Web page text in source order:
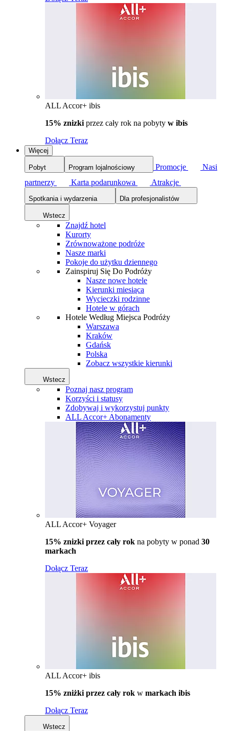
ALL Accor+ ibis
15% znizki przez cały rok na pobyty w ibis
Dołącz Teraz
Więcej
Pobyt Program lojalnościowy Promocje
Nasi
partnerzy
Karta podarunkowa Atrakcje
Spotkania i wydarzenia Dla profesjonalistów
Wstecz
Znajdź hotel
Kurorty
Zrównoważone podróże
Nasze marki
Pokoje do użytku dziennego
Zainspiruj Się Do Podróży
Nasze nowe hotele
Kierunki miesiąca
Wycieczki rodzinne
Hotele w górach
Hotele Według Miejsca Podróży
Warszawa
Kraków
Gdańsk
Polska
Zobacz wszystkie kierunki
Wstecz
Poznaj nasz program
Korzyści i statusy
Zdobywaj i wykorzystuj punkty
ALL Accor+ Abonamenty
ALL Accor+ Voyager
15% znizki przez cały rok na pobyty w ponad 30
markach
Dołącz Teraz
ALL Accor+ ibis
15% zniżki przez cały rok w markach ibis
Dołącz Teraz
Wstecz